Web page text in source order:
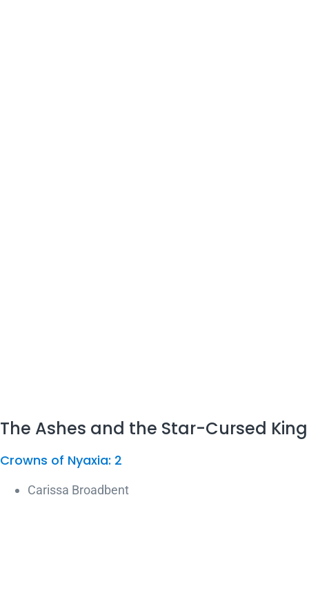
The Ashes and the Star-Cursed King
Crowns of Nyaxia: 2
Carissa Broadbent